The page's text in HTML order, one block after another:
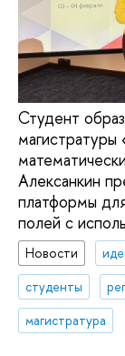
Студент
магистратуры
Алексанкин
платформы
полей с
Новости
студенты
магистратура